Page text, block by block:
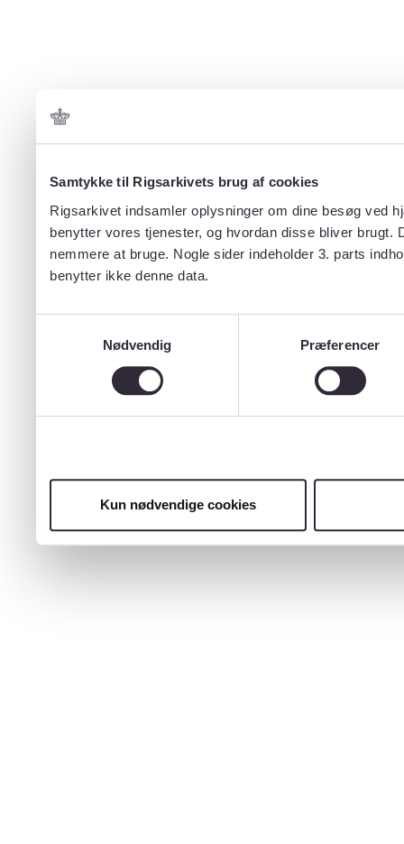
Samtykke til Rigsarkivets brug af cookies
Rigsarkivet indsamler oplysninger om dine besøg ved
benytter vores tjenester, og hvordan disse bliver
nemmere at bruge. Nogle sider indeholder 3. parts
benytter ikke denne data.
Nødvendig
Præferencer
Kun nødvendige cookies